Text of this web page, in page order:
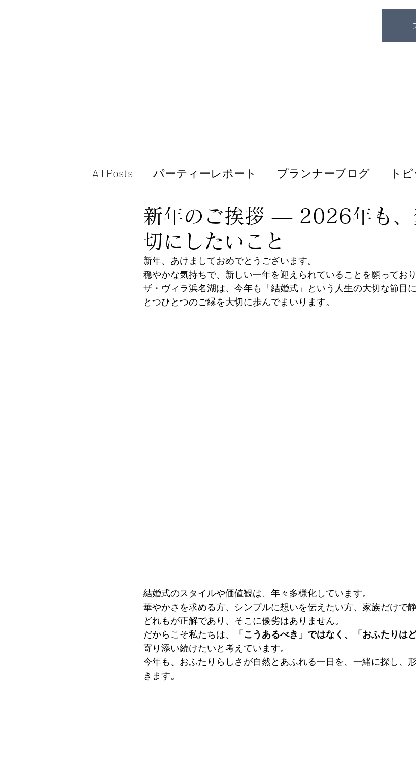
All Posts パーティーレポート プランナーブログ ト
新年のご挨拶 ― 2026年も、
切にしたいこと
新年、あけましておめでとうございます。
穏やかな気持ちで、新しい一年を迎えられていることを願っており
ザ・ヴィラ浜名湖は、今年も「結婚式」という人生の大切な節目
とつひとつのご縁を大切に歩んでまいります。
結婚式のスタイルや価値観は、年々多様化しています。
華やかさを求める方、シンプルに想いを伝えたい方、家族だけで
どれもが正解であり、そこに優劣はありません。
だからこそ私たちは、
「こうあるべき」ではなく、「おふたりは
寄り添い続けたいと考えています。
今年も、おふたりらしさが自然とあふれる一日を、一緒に探し、
きます。